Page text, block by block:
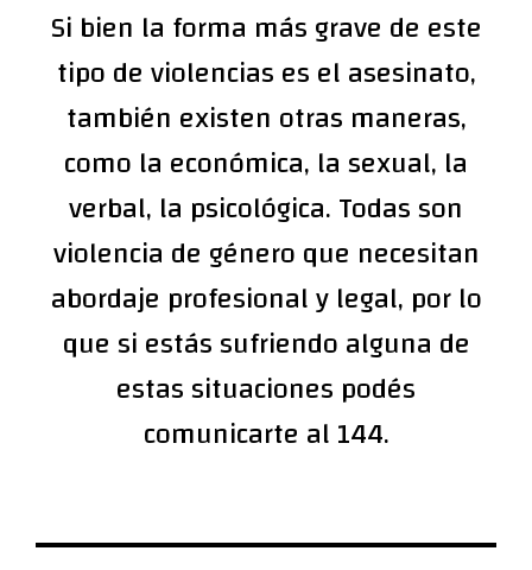
Si bien la forma más grave de este
tipo de violencias es el asesinato,
también existen otras maneras,
como la económica, la sexual, la
verbal, la psicológica. Todas son
violencia de género que necesitan
abordaje profesional y legal, por lo
que si estás sufriendo alguna de
estas situaciones podés
comunicarte al 144.